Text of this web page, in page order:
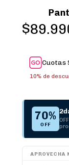
Cuotas
10% de
70%
OFF
APROVECHA